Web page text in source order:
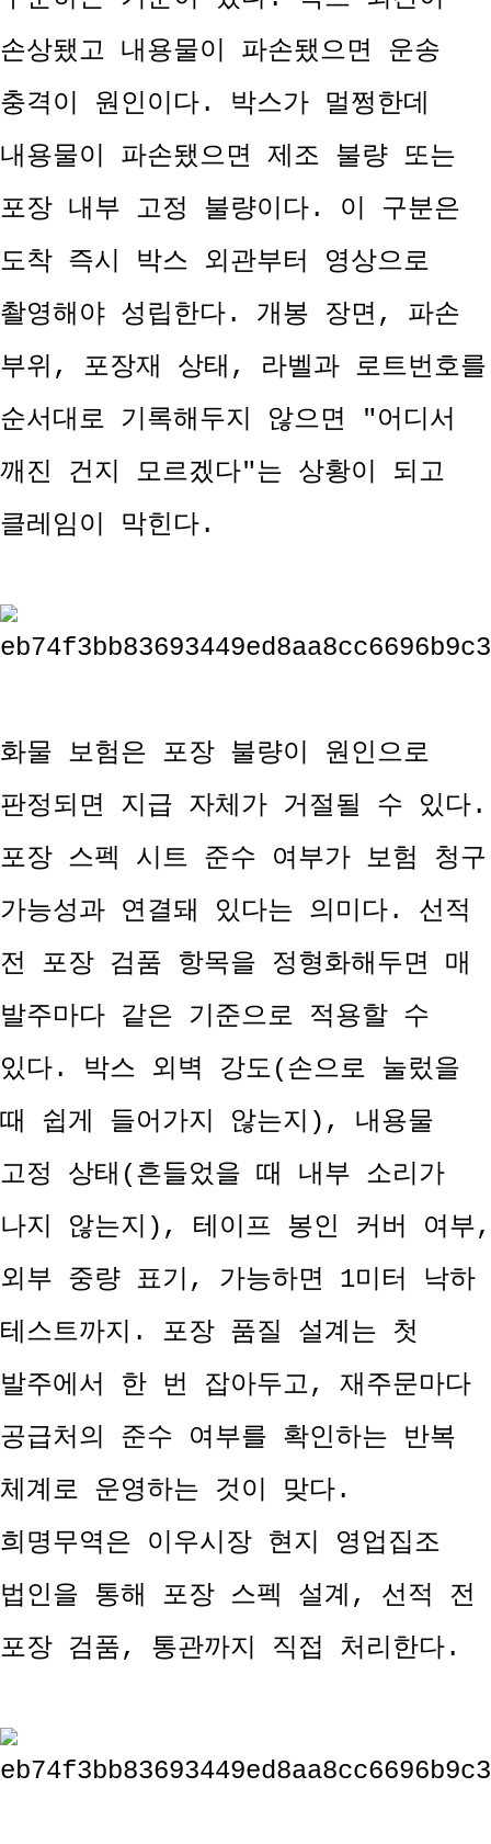
손상됐고 내용물이 파손됐으면 운송
충격이 원인이다. 박스가 멀쩡한데
내용물이 파손됐으면 제조 불량 또는
포장 내부 고정 불량이다. 이 구분은
도착 즉시 박스 외관부터 영상으로
촬영해야 성립한다. 개봉 장면, 파손
부위, 포장재 상태, 라벨과 로트번호를
순서대로 기록해두지 않으면 "어디서
깨진 건지 모르겠다"는 상황이 되고
클레임이 막힌다.
화물 보험은 포장 불량이 원인으로
판정되면 지급 자체가 거절될 수 있다.
포장 스펙 시트 준수 여부가 보험 청구
가능성과 연결돼 있다는 의미다. 선적
전 포장 검품 항목을 정형화해두면 매
발주마다 같은 기준으로 적용할 수
있다. 박스 외벽 강도(손으로 눌렀을
때 쉽게 들어가지 않는지), 내용물
고정 상태(흔들었을 때 내부 소리가
나지 않는지), 테이프 봉인 커버 여부,
외부 중량 표기, 가능하면 1미터 낙하
테스트까지. 포장 품질 설계는 첫
발주에서 한 번 잡아두고, 재주문마다
공급처의 준수 여부를 확인하는 반복
체계로 운영하는 것이 맞다.
희명무역은 이우시장 현지 영업집조
법인을 통해 포장 스펙 설계, 선적 전
포장 검품, 통관까지 직접 처리한다.